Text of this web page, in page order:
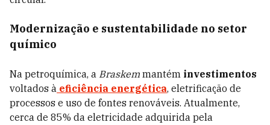
Modernização e sustentabilidade no setor
químico
Na petroquímica, a Braskem mantém investimentos
voltados à eficiência energética, eletrificação de
processos e uso de fontes renováveis. Atualmente,
cerca de 85% da eletricidade adquirida pela